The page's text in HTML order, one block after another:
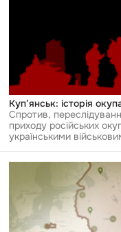
Куп’янськ: історія
Спротив,
приходу російських
українськими
Перейти
Російські
воєнні
злочинці